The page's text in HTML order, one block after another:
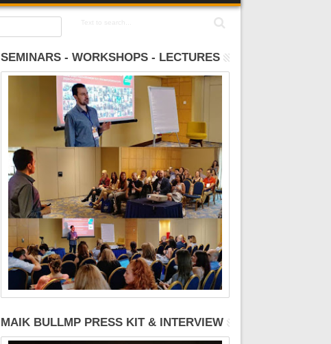
SEMINARS - WORKSHOPS - LECTURES
MAIK BULLMP PRESS KIT & INTERVIEW